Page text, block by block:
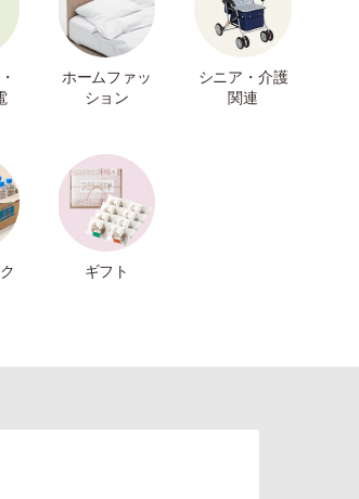
ホームファッ
ション
シニア・介護
関連
ギフト